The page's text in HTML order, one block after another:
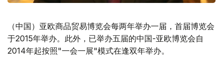
（中国）亚欧商品贸易博览会每两年举办一届，首届博览会
于2015年举办。此外，已举办五届的中国-亚欧博览会自
2014年起按照"一会一展"模式在逢双年举办。